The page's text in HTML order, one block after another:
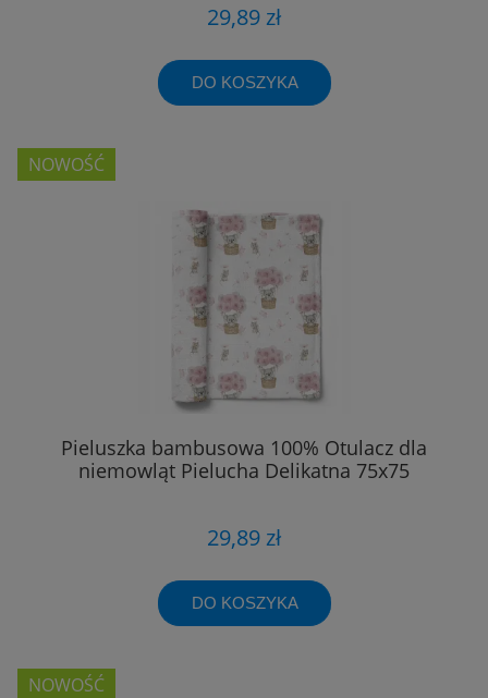
29,89 zł
DO KOSZYKA
Pieluszka bambusowa 100% Otulacz dla
niemowląt Pielucha Delikatna 75x75
29,89 zł
DO KOSZYKA
NOWOŚĆ
NOWOŚĆ